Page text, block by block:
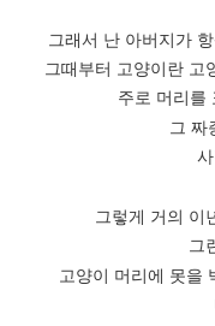
그래서 난 아버지가
그때부터 고양이란 고
주로 머리를
그 짜
그렇게 거의 이
그
고양이 머리에 못을